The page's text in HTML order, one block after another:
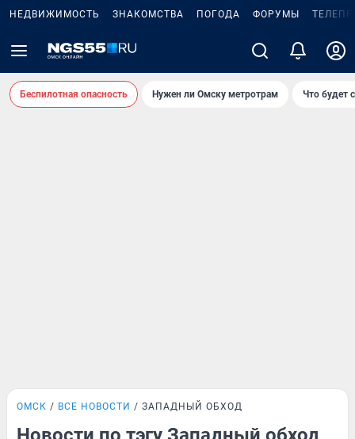
НЕДВИЖИМОСТЬ ЗНАКОМСТВА ПОГОДА ФОРУМЫ
Беспилотная опасность Нужен ли Омску метротрам Что будет
ОМСК ВСЕ НОВОСТИ ЗАПАДНЫЙ ОБХОД